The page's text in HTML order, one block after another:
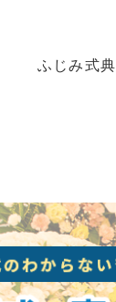
ふじみ式